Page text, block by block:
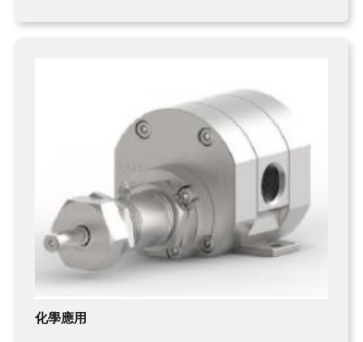
FERROFLUID
MAGNETIC BEADS
化學應用